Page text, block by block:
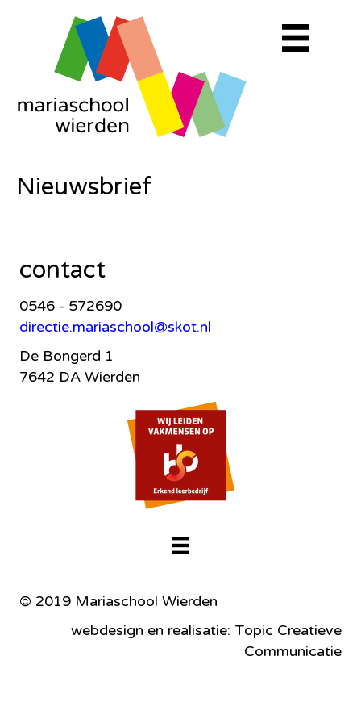
Nieuwsbrief
contact
0546 - 572690
directie.mariaschool@skot.nl
De Bongerd 1
7642 DA Wierden
© 2019 Mariaschool Wierden
webdesign en realisatie: Topic Creatieve
Communicatie